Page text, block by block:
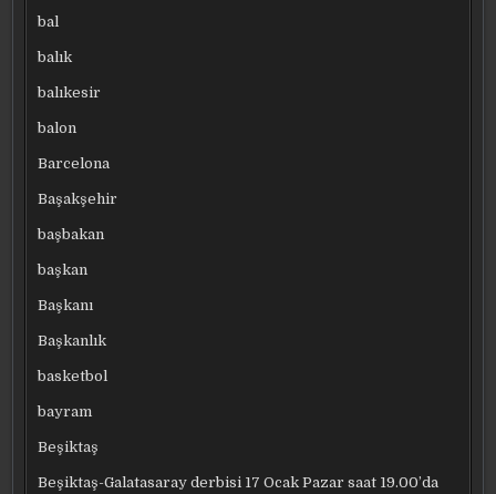
bal
balık
balıkesir
balon
Barcelona
Başakşehir
başbakan
başkan
Başkanı
Başkanlık
basketbol
bayram
Beşiktaş
Beşiktaş-Galatasaray derbisi 17 Ocak Pazar saat 19.00’da